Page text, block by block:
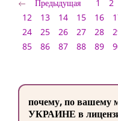
Предыдущая 1 2
12
13 14 15 16
24
25 26 27 28
85
86 87 88 89
почему, по вашему
УКРАИНЕ в